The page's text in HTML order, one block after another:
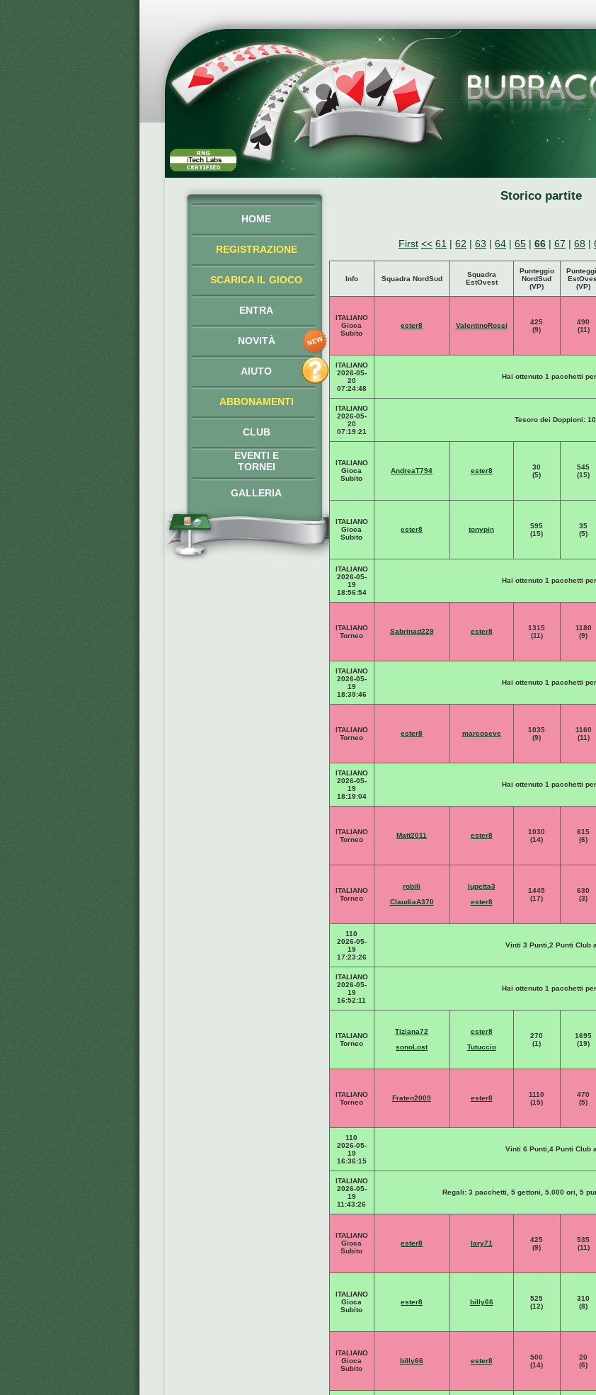
HOME
REGISTRAZIONE
SCARICA IL GIOCO
ENTRA
NOVITÀ
AIUTO
ABBONAMENTI
CLUB
EVENTI E
TORNEI
GALLERIA
Storico partite
First << 61 | 62 | 63 | 64 | 65 | 66 | 67 | 68 |
Info Squadra NordSud
Squadra
EstOvest
Punteggio
NordSud
(VP)
(VP)
ITALIANO
Gioca
Subito
ester8 ValentinoRossi
425
(9)
490
(11)
ITALIANO
2026-05-
20
07:24:48
Hai ottenuto 1 pacchetti
ITALIANO
2026-05-
20
07:19:21
Tesoro dei Doppioni:
ITALIANO
Gioca
Subito
AndreaT794 ester8
30
(5)
545
(15)
ITALIANO
Gioca
Subito
ester8 tonypin
595
(15)
35
(5)
ITALIANO
2026-05-
19
18:56:54
Hai ottenuto 1 pacchetti
ITALIANO
Torneo
Sabrinad229 ester8
1315
(11)
1180
(9)
ITALIANO
2026-05-
19
18:39:46
Hai ottenuto 1 pacchetti
ITALIANO
Torneo
ester8 marcoseve
1035
(9)
1160
(11)
ITALIANO
2026-05-
19
18:19:04
Hai ottenuto 1 pacchetti
ITALIANO
Torneo
Matt2011 ester8
1030
(14)
615
(6)
ITALIANO
Torneo
robili
ClaudiaA370
lupetta3
ester8
1445
(17)
630
(3)
110
2026-05-
19
17:23:26
Vinti 3 Punti,2 Punti Club
ITALIANO
2026-05-
19
16:52:11
Hai ottenuto 1 pacchetti
ITALIANO
Torneo
Tiziana72
sonoLost
ester8
Tutuccio
270
(1)
1695
(19)
ITALIANO
Torneo
Fraten2009 ester8
1110
(15)
470
(5)
110
2026-05-
19
16:36:15
Vinti 6 Punti,4 Punti Club
ITALIANO
2026-05-
19
11:43:26
Regali: 3 pacchetti, 5 gettoni, 5.000 ori, 5
ITALIANO
Gioca
Subito
ester8 lary71
425
(9)
535
(11)
ITALIANO
Gioca
Subito
ester8 billy66
525
(12)
310
(8)
ITALIANO
Gioca
Subito
billy66 ester8
500
(14)
20
(6)